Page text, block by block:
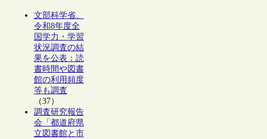
文部科学省、
令和8年度全
国学力・学習
状況調査の結
果を公表：読
書時間や図書
館の利用頻度
等も調査
（37）
調査研究報告
会「都道府県
立図書館と市